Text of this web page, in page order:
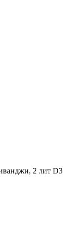
2 лит D3